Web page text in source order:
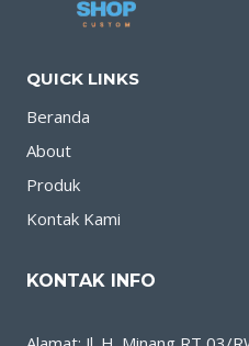
QUICK LINKS
Beranda
About
Produk
Kontak Kami
KONTAK INFO